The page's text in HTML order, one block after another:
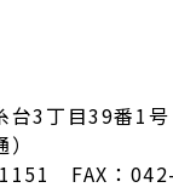
台3丁目39番1号
FAX：